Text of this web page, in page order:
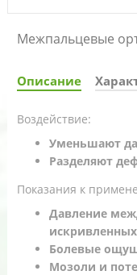
Межпальцевые
Описание
Воздействие:
Уменьшают
Разделяют
Показания к
Давление
Болевые
Мозоли и